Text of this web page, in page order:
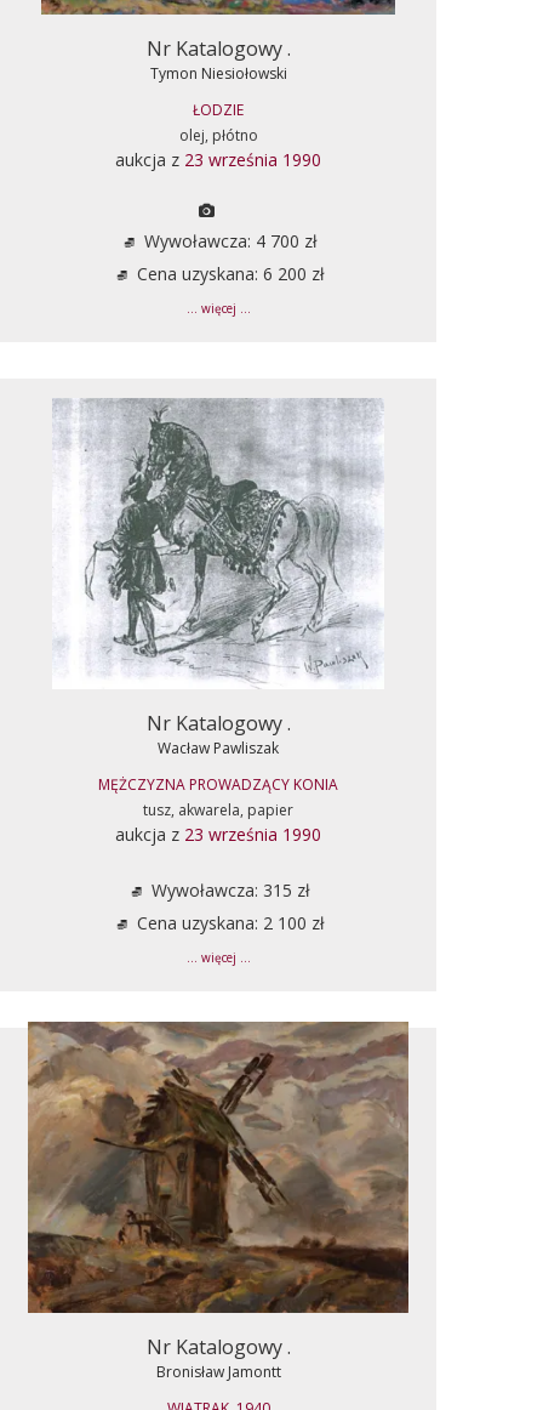
Nr Katalogowy .
Tymon Niesiołowski
ŁODZIE
olej, płótno
aukcja z 23 września 1990
Wywoławcza: 4 700 zł
Cena uzyskana: 6 200 zł
... więcej ...
Nr Katalogowy .
Wacław Pawliszak
MĘŻCZYZNA PROWADZĄCY KONIA
tusz, akwarela, papier
aukcja z 23 września 1990
Wywoławcza: 315 zł
Cena uzyskana: 2 100 zł
... więcej ...
Nr Katalogowy .
Bronisław Jamontt